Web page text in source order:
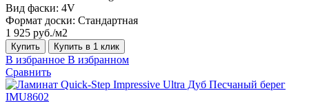
Вид фаски: 4V
Формат доски: Стандартная
1 925 руб./м2
Купить Купить в 1 клик
В избранное В избранном
Сравнить